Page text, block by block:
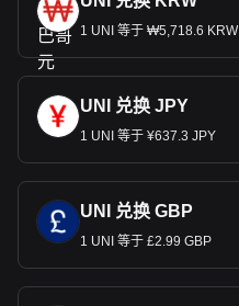
1 UNI 等于 ₩5,718.6 KRW
UNI 兑换 JPY
1 UNI 等于 ¥637.3 JPY
UNI 兑换 GBP
1 UNI 等于 £2.99 GBP